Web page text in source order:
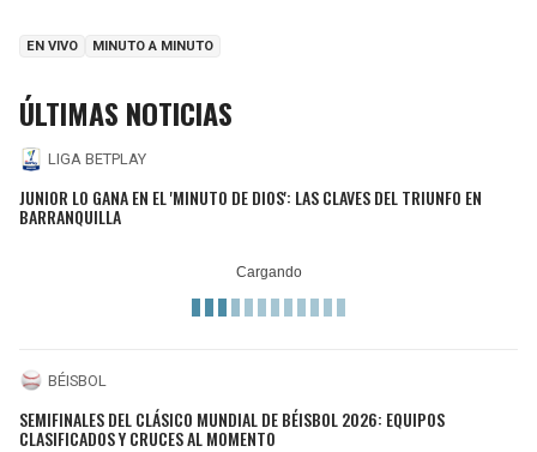
EN VIVO MINUTO A MINUTO
ÚLTIMAS NOTICIAS
LIGA BETPLAY
JUNIOR LO GANA EN EL 'MINUTO DE DIOS': LAS CLAVES DEL TRIUNFO EN
BARRANQUILLA
BÉISBOL
SEMIFINALES DEL CLÁSICO MUNDIAL DE BÉISBOL 2026: EQUIPOS
CLASIFICADOS Y CRUCES AL MOMENTO